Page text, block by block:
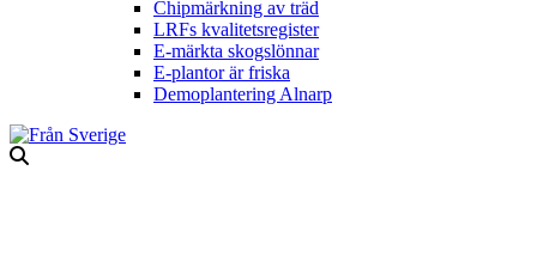
Chipmärkning av träd
LRFs kvalitetsregister
E-märkta skogslönnar
E-plantor är friska
Demoplantering Alnarp